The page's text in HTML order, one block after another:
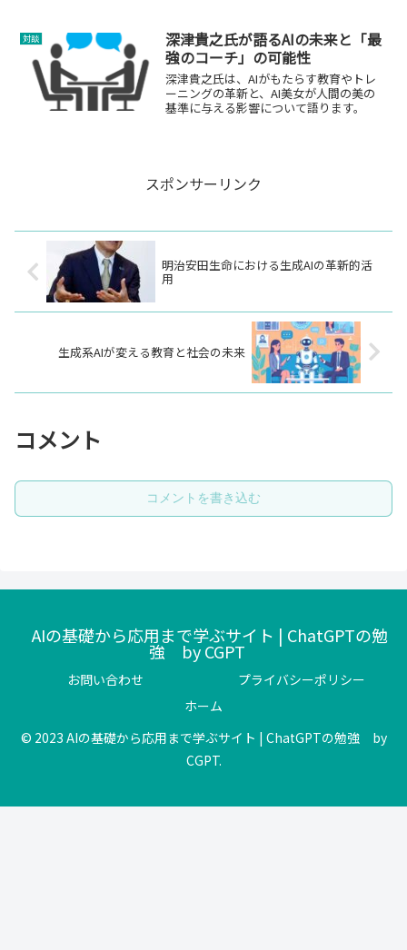
対談
深津貴之氏が語るAIの未来と「最
強のコーチ」の可能性
深津貴之氏は、AIがもたらす教育やトレ
ーニングの革新と、AI美女が人間の美の
基準に与える影響について語ります。
スポンサーリンク
明治安田生命における生成AIの革新的活
用
生成系AIが変える教育と社会の未来
コメント
コメントを書き込む
AIの基礎から応用まで学ぶサイト | ChatGPTの勉
強 by CGPT
お問い合わせ
プライバシーポリシー
ホーム
© 2023 AIの基礎から応用まで学ぶサイト | ChatGPTの勉強 by
CGPT.